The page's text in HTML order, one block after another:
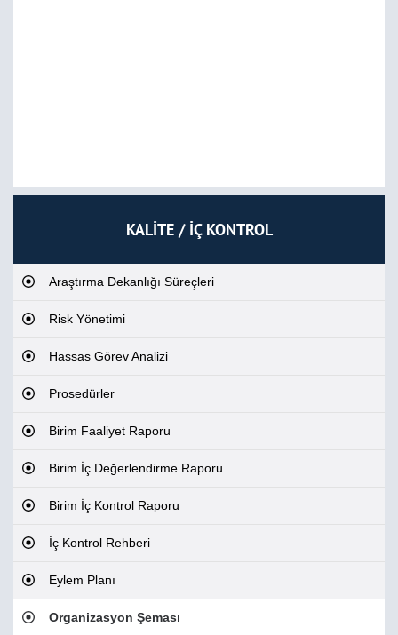
KALİTE / İÇ KONTROL
Araştırma Dekanlığı Süreçleri
Risk Yönetimi
Hassas Görev Analizi
Prosedürler
Birim Faaliyet Raporu
Birim İç Değerlendirme Raporu
Birim İç Kontrol Raporu
İç Kontrol Rehberi
Eylem Planı
Organizasyon Şeması